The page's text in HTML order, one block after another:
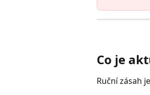
Co je
Ruční zásah